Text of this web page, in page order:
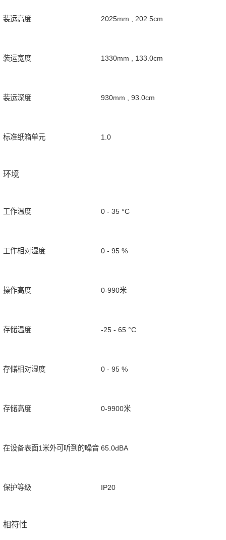
装运高度 2025mm , 202.5cm
装运宽度 1330mm , 133.0cm
装运深度 930mm , 93.0cm
标准纸箱单元 1.0
环境
工作温度 0 - 35 °C
工作相对湿度 0 - 95 %
操作高度 0-990米
存储温度 -25 - 65 °C
存储相对湿度 0 - 95 %
存储高度 0-9900米
在设备表面1米外可听到的噪音 65.0dBA
保护等级 IP20
相符性